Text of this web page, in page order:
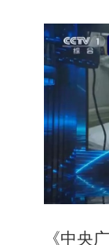
《中央